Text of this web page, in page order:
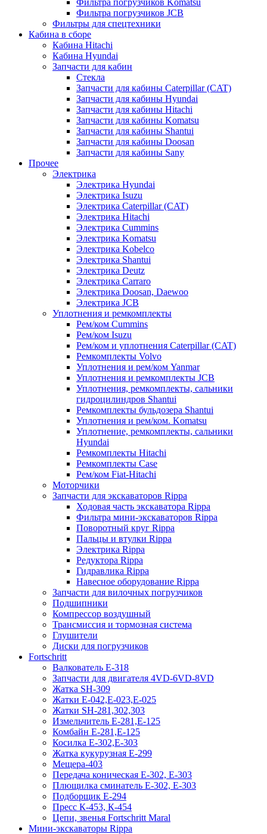
Фильтра погрузчиков JCB
Фильтры для спецтехники
Кабина в сборе
Кабина Hitachi
Кабина Hyundai
Запчасти для кабин
Стекла
Запчасти для кабины Caterpillar (CAT)
Запчасти для кабины Hyundai
Запчасти для кабины Hitachi
Запчасти для кабины Komatsu
Запчасти для кабины Shantui
Запчасти для кабины Doosan
Запчасти для кабины Sany
Прочее
Электрика
Электрика Hyundai
Электрика Isuzu
Электрика Caterpillar (CAT)
Электрика Hitachi
Электрика Cummins
Электрика Komatsu
Электрика Kobelco
Электрика Shantui
Электрика Deutz
Электрика Carraro
Электрика Doosan, Daewoo
Электрика JCB
Уплотнения и ремкомплекты
Рем/ком Cummins
Рем/ком Isuzu
Рем/ком и уплотнения Caterpillar (CAT)
Ремкомплекты Volvo
Уплотнения и рем/ком Yanmar
Уплотнения и ремкомплекты JCB
Уплотнения, ремкомплекты, сальники
гидроцилиндров Shantui
Ремкомплекты бульдозера Shantui
Уплотнения и рем/ком. Komatsu
Уплотнение, ремкомплекты, сальники
Hyundai
Ремкомплекты Hitachi
Ремкомплекты Case
Рем/ком Fiat-Hitachi
Моторчики
Запчасти для экскаваторов Rippa
Ходовая часть экскаватора Rippa
Фильтра мини-экскаваторов Rippa
Поворотный круг Rippa
Пальцы и втулки Rippa
Электрика Rippa
Редуктора Rippa
Гидравлика Rippa
Навесное оборудование Rippa
Запчасти для вилочных погрузчиков
Подшипники
Компрессор воздушный
Трансмиссия и тормозная система
Глушители
Диски для погрузчиков
Fortschritt
Валкователь Е-318
Запчасти для двигателя 4VD-6VD-8VD
Жатка SH-309
Жатки Е-042,Е-023,Е-025
Жатки SH-281,302,303
Измельчитель Е-281,Е-125
Комбайн Е-281,Е-125
Косилка Е-302,Е-303
Жатка кукурузная Е-299
Мещера-403
Передача коническая Е-302, Е-303
Плющилка сминатель Е-302, Е-303
Подборщик Е-294
Пресс К-453, К-454
Цепи, звенья Fortschritt Maral
Мини-экскаваторы Rippa